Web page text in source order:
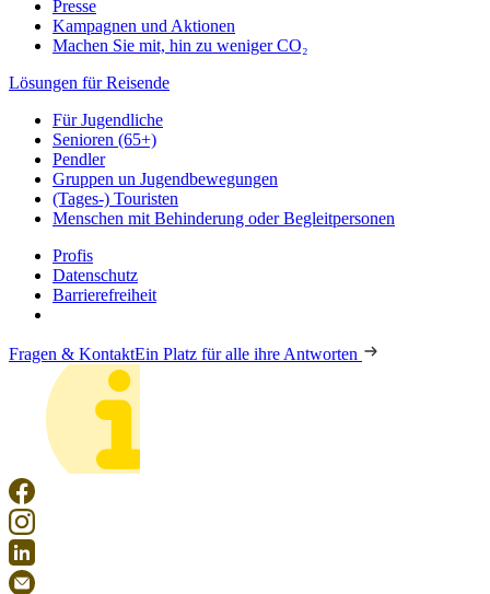
Presse
Kampagnen und Aktionen
Machen Sie mit, hin zu weniger CO₂
Lösungen für Reisende
Für Jugendliche
Senioren (65+)
Pendler
Gruppen un Jugendbewegungen
(Tages-) Touristen
Menschen mit Behinderung oder Begleitpersonen
Profis
Datenschutz
Barrierefreiheit
Fragen & KontaktEin Platz für alle ihre Antworten